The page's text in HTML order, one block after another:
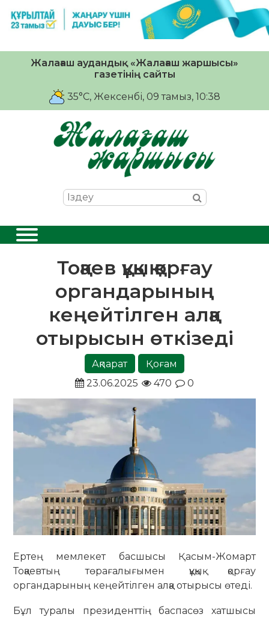
Жалағаш аудандық «Жалағаш жаршысы»
газетінің сайты
35°C, Жексенбі, 09 тамыз, 10:38
Тоқаев құқық қорғау
органдарының
кеңейтілген алқа
отырысын өткізеді
Ақпарат
Қоғам
23.06.2025
470 0
Ертең мемлекет басшысы Қасым-Жомарт
Тоқаевтың төрағалығымен құқық қорғау
органдарының кеңейтілген алқа отырысы өтеді.
Бұл туралы президенттің баспасөз хатшысы